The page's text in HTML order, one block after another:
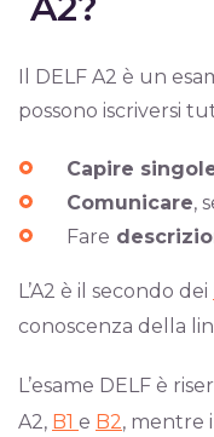
Il DELF A2 è un
possono iscriversi
Capire
Comunicare,
Fare
L’A2 è il secondo dei
conoscenza della
L’esame DELF è
A2, B1 e B2, mentre